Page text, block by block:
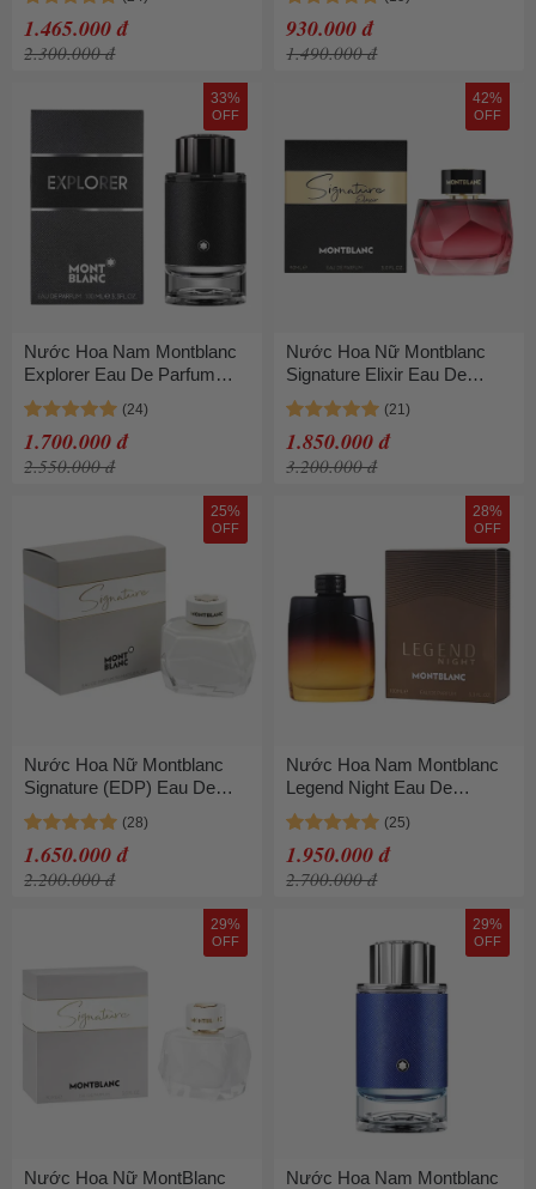
1.465.000 đ
2.300.000 đ
930.000 đ
1.490.000 đ
33%
OFF
Nước Hoa Nam Montblanc
Explorer Eau De Parfum
(EDP) 100ml
1.700.000 đ
2.550.000 đ
42%
OFF
Nước Hoa Nữ Montblanc
Signature Elixir Eau De
Parfum 90ml
1.850.000 đ
3.200.000 đ
25%
OFF
Nước Hoa Nữ Montblanc
Signature (EDP) Eau De
Parfum 90ml
1.650.000 đ
2.200.000 đ
28%
OFF
Nước Hoa Nam Montblanc
Legend Night Eau De
Parfum 100ml
1.950.000 đ
2.700.000 đ
29%
OFF
Nước Hoa Nữ MontBlanc
29%
OFF
Nước Hoa Nam Montblanc